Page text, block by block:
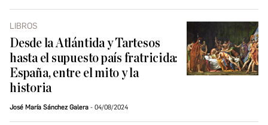
LIBROS
Desde la Atlántida y Tartesos
hasta el supuesto país fratricida:
España, entre el mito y la
historia
José María Sánchez Galera 04/08/2024